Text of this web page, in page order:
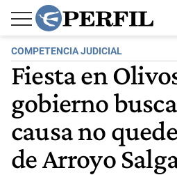
COMPETENCIA JUDICIAL
Fiesta en
gobierno
causa no
de Arroyo